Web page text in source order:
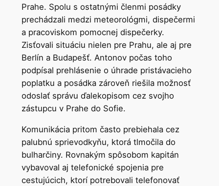
Prahe. Spolu s ostatnými členmi posádky
prechádzali medzi meteorológmi, dispečermi
a pracoviskom pomocnej dispečerky.
Zisťovali situáciu nielen pre Prahu, ale aj pre
Berlín a Budapešť. Antonov počas toho
podpísal prehlásenie o úhrade pristávacieho
poplatku a posádka zároveň riešila možnosť
odoslať správu ďalekopisom cez svojho
zástupcu v Prahe do Sofie.
Komunikácia pritom často prebiehala cez
palubnú sprievodkyňu, ktorá tlmočila do
bulharčiny. Rovnakým spôsobom kapitán
vybavoval aj telefonické spojenia pre
cestujúcich, ktorí potrebovali telefonovať